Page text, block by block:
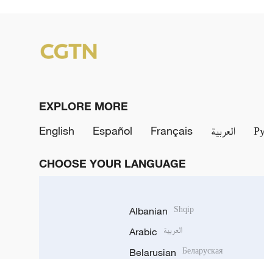
EXPLORE MORE
English
Español Français العربية
CHOOSE YOUR LANGUAGE
Albanian Shqip
Arabic العربية
Belarusian Беларуская